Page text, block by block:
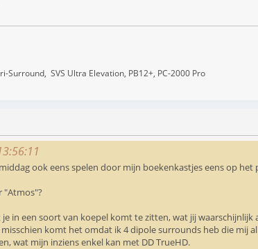
Surround, SVS Ultra Elevation, PB12+, PC-2000 Pro
ook eens spelen door mijn boekenkastjes eens op
"Atmos"?
in een soort van koepel komt te zitten, wat jij
misschien komt het omdat ik 4 dipole surrounds heb die mij
wat mijn inziens enkel kan met DD TrueHD.